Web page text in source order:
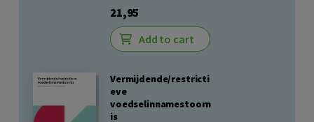
21,95
Add to cart
Vermijdende/restricti
eve
voedselinnamestoorn
is